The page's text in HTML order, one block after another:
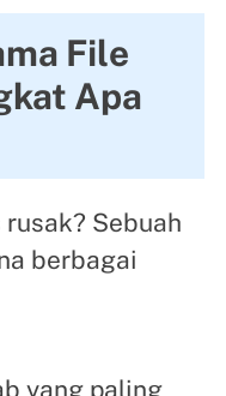
File
Apa
Sebuah
berbagai
yang paling